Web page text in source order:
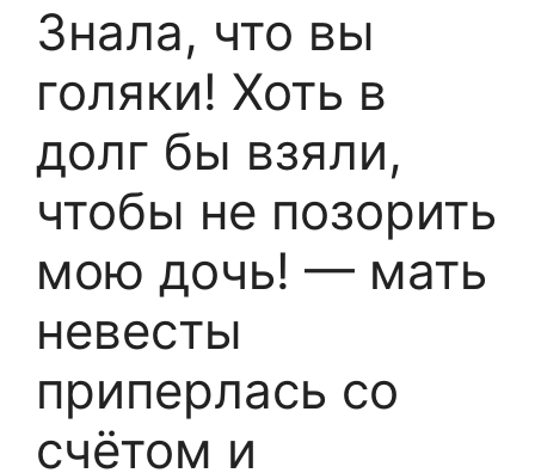
Знала, что вы
голяки! Хоть в
долг бы взяли,
чтобы не позорить
мою дочь! — мать
невесты
приперлась со
счётом и